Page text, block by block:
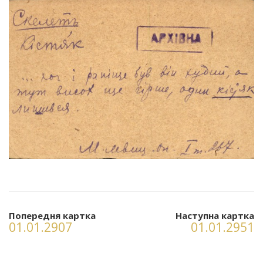
Попередня картка
01.01.2907
Наступна картка
01.01.2951